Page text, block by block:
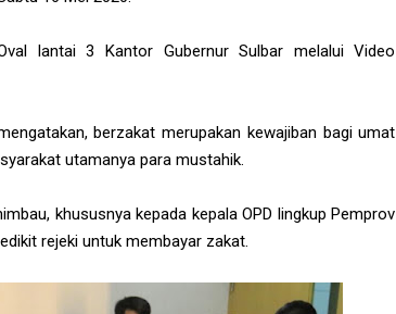
lantai 3 Kantor Gubernur Sulbar melalui Video
berzakat merupakan kewajiban bagi umat
utamanya para mustahik.
khususnya kepada kepala OPD lingkup Pemprov
rejeki untuk membayar zakat.